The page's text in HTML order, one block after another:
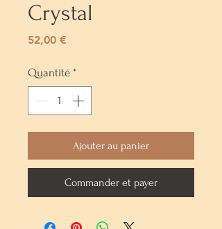
Crystal
52,00 €
Quantité *
Ajouter au panier
Commander et payer